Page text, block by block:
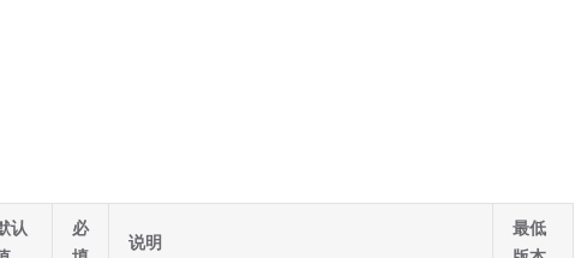
认
必
说明
最低